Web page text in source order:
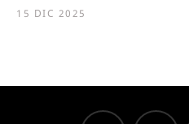
15 DIC 2025